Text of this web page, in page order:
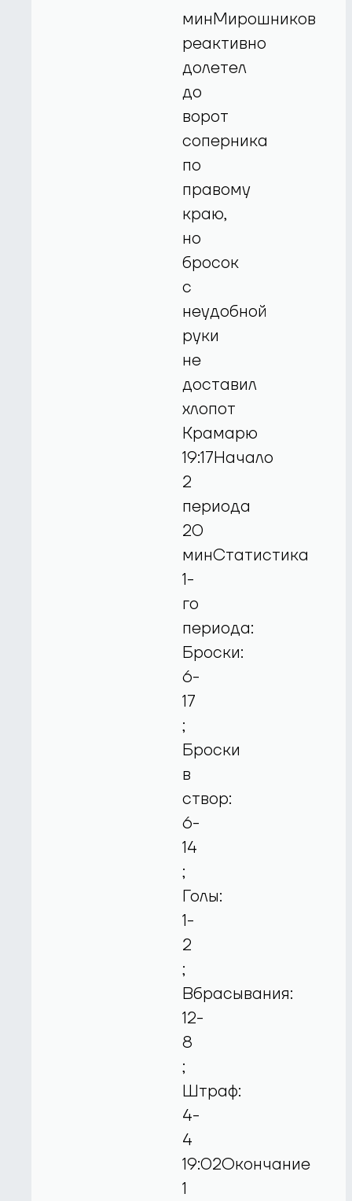
минМирошников
реактивно
долетел
до
ворот
соперника
по
правому
краю,
но
бросок
с
неудобной
руки
не
доставил
хлопот
Крамарю
19:17Начало
2
периода
20
минСтатистика
1-
го
периода:
Броски:
6-
17
;
Броски
в
створ:
6-
14
;
Голы:
1-
2
;
Вбрасывания:
12-
8
;
Штраф:
4-
4
19:02Окончание
1